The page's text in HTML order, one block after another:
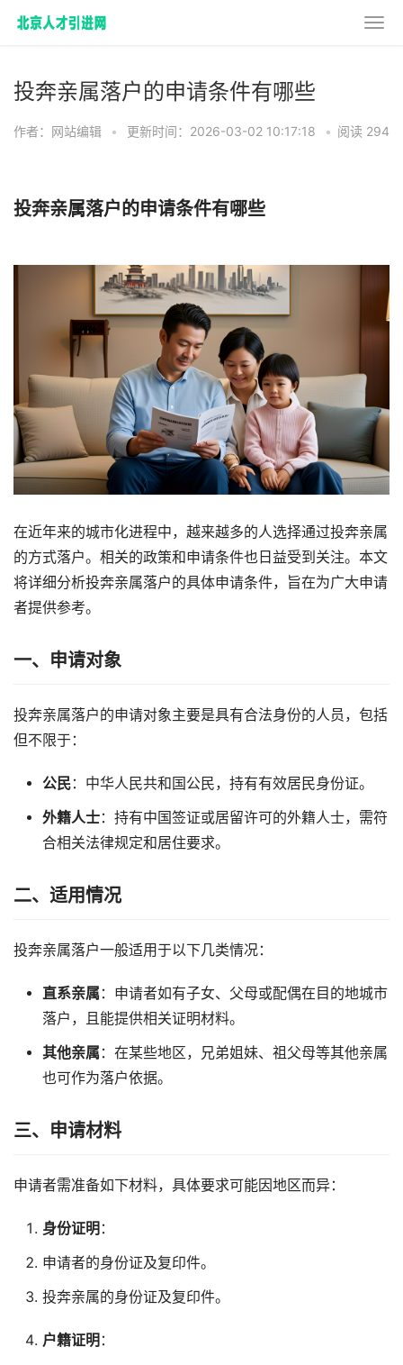
投奔亲属落户的申请条件有哪些
作者：网站编辑 • 更新时间：2026-03-02 10:17:18 • 阅读 294
投奔亲属落户的申请条件有哪些
在近年来的城市化进程中，越来越多的人选择通过投奔亲属
的方式落户。相关的政策和申请条件也日益受到关注。本文
将详细分析投奔亲属落户的具体申请条件，旨在为广大申请
者提供参考。
一、申请对象
投奔亲属落户的申请对象主要是具有合法身份的人员，包括
但不限于：
公民：中华人民共和国公民，持有有效居民身份证。
外籍人士：持有中国签证或居留许可的外籍人士，需符
合相关法律规定和居住要求。
二、适用情况
投奔亲属落户一般适用于以下几类情况：
直系亲属 ：申请者如有子女、父母或配偶在目的地城市
落户，且能提供相关证明材料。
其他亲属 ：在某些地区，兄弟姐妹、祖父母等其他亲属
也可作为落户依据。
三、申请材料
申请者需准备如下材料，具体要求可能因地区而异：
身份证明 ：
申请者的身份证及复印件。
投奔亲属的身份证及复印件。
户籍证明 ：